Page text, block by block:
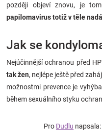
později objeví znovu, je
papilomavirus totiž v těle
Jak se
Nejúčinnější ochranou před
tak žen, nejlépe ještě před
možnostmi prevence je
během sexuálního styku
Pro Dudlu